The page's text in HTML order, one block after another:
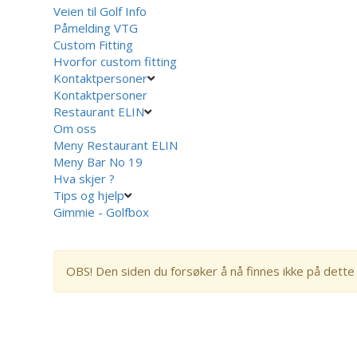
Veien til Golf Info
Påmelding VTG
Custom Fitting
Hvorfor custom fitting
Kontaktpersoner
Kontaktpersoner
Restaurant ELIN
Om oss
Meny Restaurant ELIN
Meny Bar No 19
Hva skjer ?
Tips og hjelp
Gimmie - Golfbox
OBS! Den siden du forsøker å nå finnes ikke på